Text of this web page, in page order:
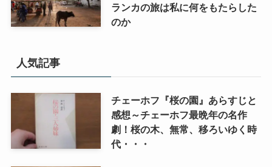
ランカの旅は私に何をもたらした
のか
人気記事
チェーホフ『桜の園』あらすじと
感想～チェーホフ最晩年の名作
劇！桜の木、無常、移ろいゆく時
代・・・